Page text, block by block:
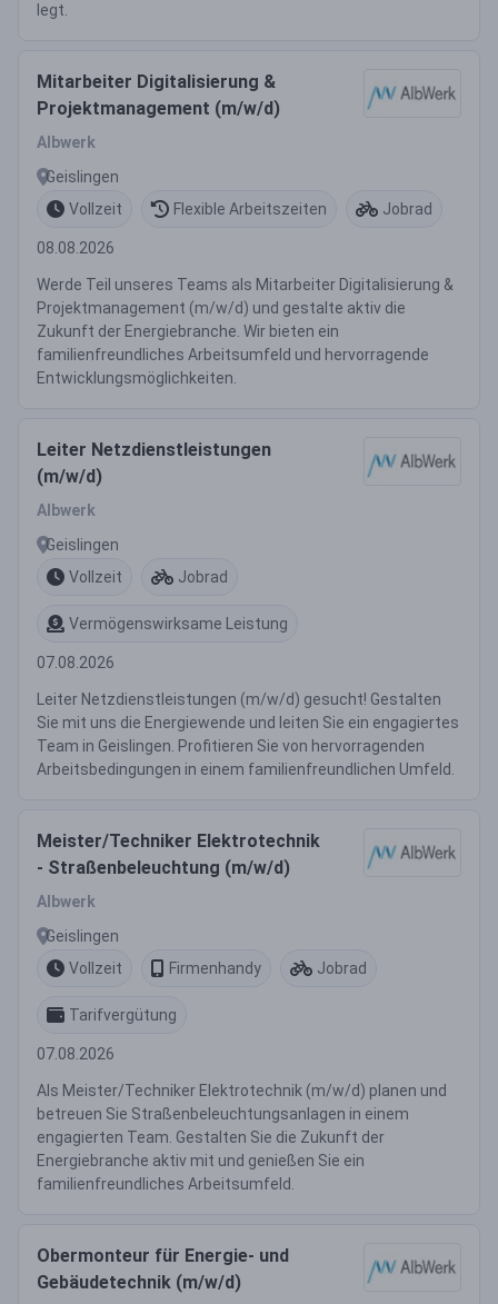
legt.
Mitarbeiter Digitalisierung &
Projektmanagement (m/w/d)
Albwerk
Geislingen
Vollzeit
Flexible Arbeitszeiten Jobrad
08.08.2026
Werde Teil unseres Teams als Mitarbeiter Digitalisierung &
Projektmanagement (m/w/d) und gestalte aktiv die
Zukunft der Energiebranche. Wir bieten ein
familienfreundliches Arbeitsumfeld und hervorragende
Entwicklungsmöglichkeiten.
Leiter Netzdienstleistungen
(m/w/d)
Albwerk
Geislingen
Vollzeit
Jobrad
Vermögenswirksame Leistung
07.08.2026
Leiter Netzdienstleistungen (m/w/d) gesucht! Gestalten
Sie mit uns die Energiewende und leiten Sie ein engagiertes
Team in Geislingen. Profitieren Sie von hervorragenden
Arbeitsbedingungen in einem familienfreundlichen Umfeld.
Meister/Techniker Elektrotechnik
- Straßenbeleuchtung (m/w/d)
Albwerk
Geislingen
Vollzeit
Firmenhandy Jobrad
Tarifvergütung
07.08.2026
Als Meister/Techniker Elektrotechnik (m/w/d) planen und
betreuen Sie Straßenbeleuchtungsanlagen in einem
engagierten Team. Gestalten Sie die Zukunft der
Energiebranche aktiv mit und genießen Sie ein
familienfreundliches Arbeitsumfeld.
Obermonteur für Energie- und
Gebäudetechnik (m/w/d)